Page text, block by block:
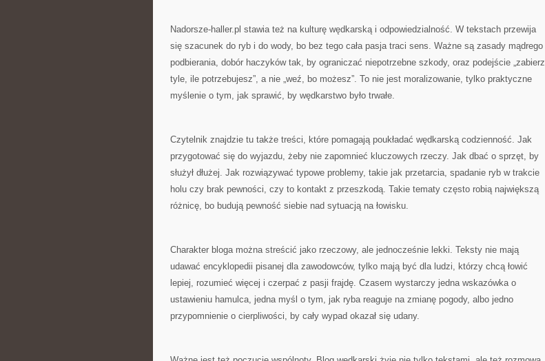
Nadorsze-haller.pl stawia też na kulturę wędkarską i odpowiedzialność. W tekstach przewija
się szacunek do ryb i do wody, bo bez tego cała pasja traci sens. Ważne są zasady mądrego
podbierania, dobór haczyków tak, by ograniczać niepotrzebne szkody, oraz podejście „zabierz
tyle, ile potrzebujesz”, a nie „weź, bo możesz”. To nie jest moralizowanie, tylko praktyczne
myślenie o tym, jak sprawić, by wędkarstwo było trwałe.
Czytelnik znajdzie tu także treści, które pomagają poukładać wędkarską codzienność. Jak
przygotować się do wyjazdu, żeby nie zapomnieć kluczowych rzeczy. Jak dbać o sprzęt, by
służył dłużej. Jak rozwiązywać typowe problemy, takie jak przetarcia, spadanie ryb w trakcie
holu czy brak pewności, czy to kontakt z przeszkodą. Takie tematy często robią największą
różnicę, bo budują pewność siebie nad sytuacją na łowisku.
Charakter bloga można streścić jako rzeczowy, ale jednocześnie lekki. Teksty nie mają
udawać encyklopedii pisanej dla zawodowców, tylko mają być dla ludzi, którzy chcą łowić
lepiej, rozumieć więcej i czerpać z pasji frajdę. Czasem wystarczy jedna wskazówka o
ustawieniu hamulca, jedna myśl o tym, jak ryba reaguje na zmianę pogody, albo jedno
przypomnienie o cierpliwości, by cały wypad okazał się udany.